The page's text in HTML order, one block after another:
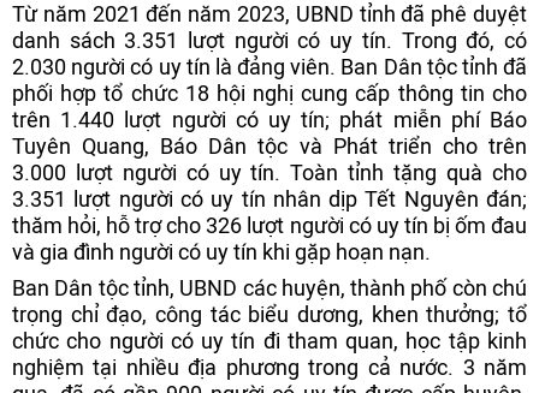
Từ năm 2021 đến năm 2023, UBND tỉnh đã phê duyệt
danh sách 3.351 lượt người có uy tín. Trong đó, có
2.030 người có uy tín là đảng viên. Ban Dân tộc tỉnh đã
phối hợp tổ chức 18 hội nghị cung cấp thông tin cho
trên 1.440 lượt người có uy tín; phát miễn phí Báo
Tuyên Quang, Báo Dân tộc và Phát triển cho trên
3.000 lượt người có uy tín. Toàn tỉnh tặng quà cho
3.351 lượt người có uy tín nhân dịp Tết Nguyên đán;
thăm hỏi, hỗ trợ cho 326 lượt người có uy tín bị ốm đau
và gia đình người có uy tín khi gặp hoạn nạn.
Ban Dân tộc tỉnh, UBND các huyện, thành phố còn chú
trọng chỉ đạo, công tác biểu dương, khen thưởng; tổ
chức cho người có uy tín đi tham quan, học tập kinh
nghiệm tại nhiều địa phương trong cả nước. 3 năm